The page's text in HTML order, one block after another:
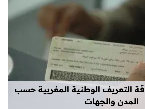
قراءة المزيد عن أحرف و أرقام
التعريف الوطنية المغربية حسب
المدن والجهات